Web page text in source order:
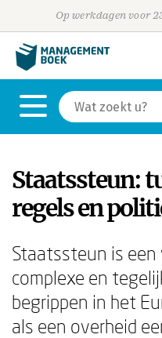
Op werkdagen voor
Staatssteun:
regels en
Staatssteun is een
complexe en
begrippen in het
als een overheid